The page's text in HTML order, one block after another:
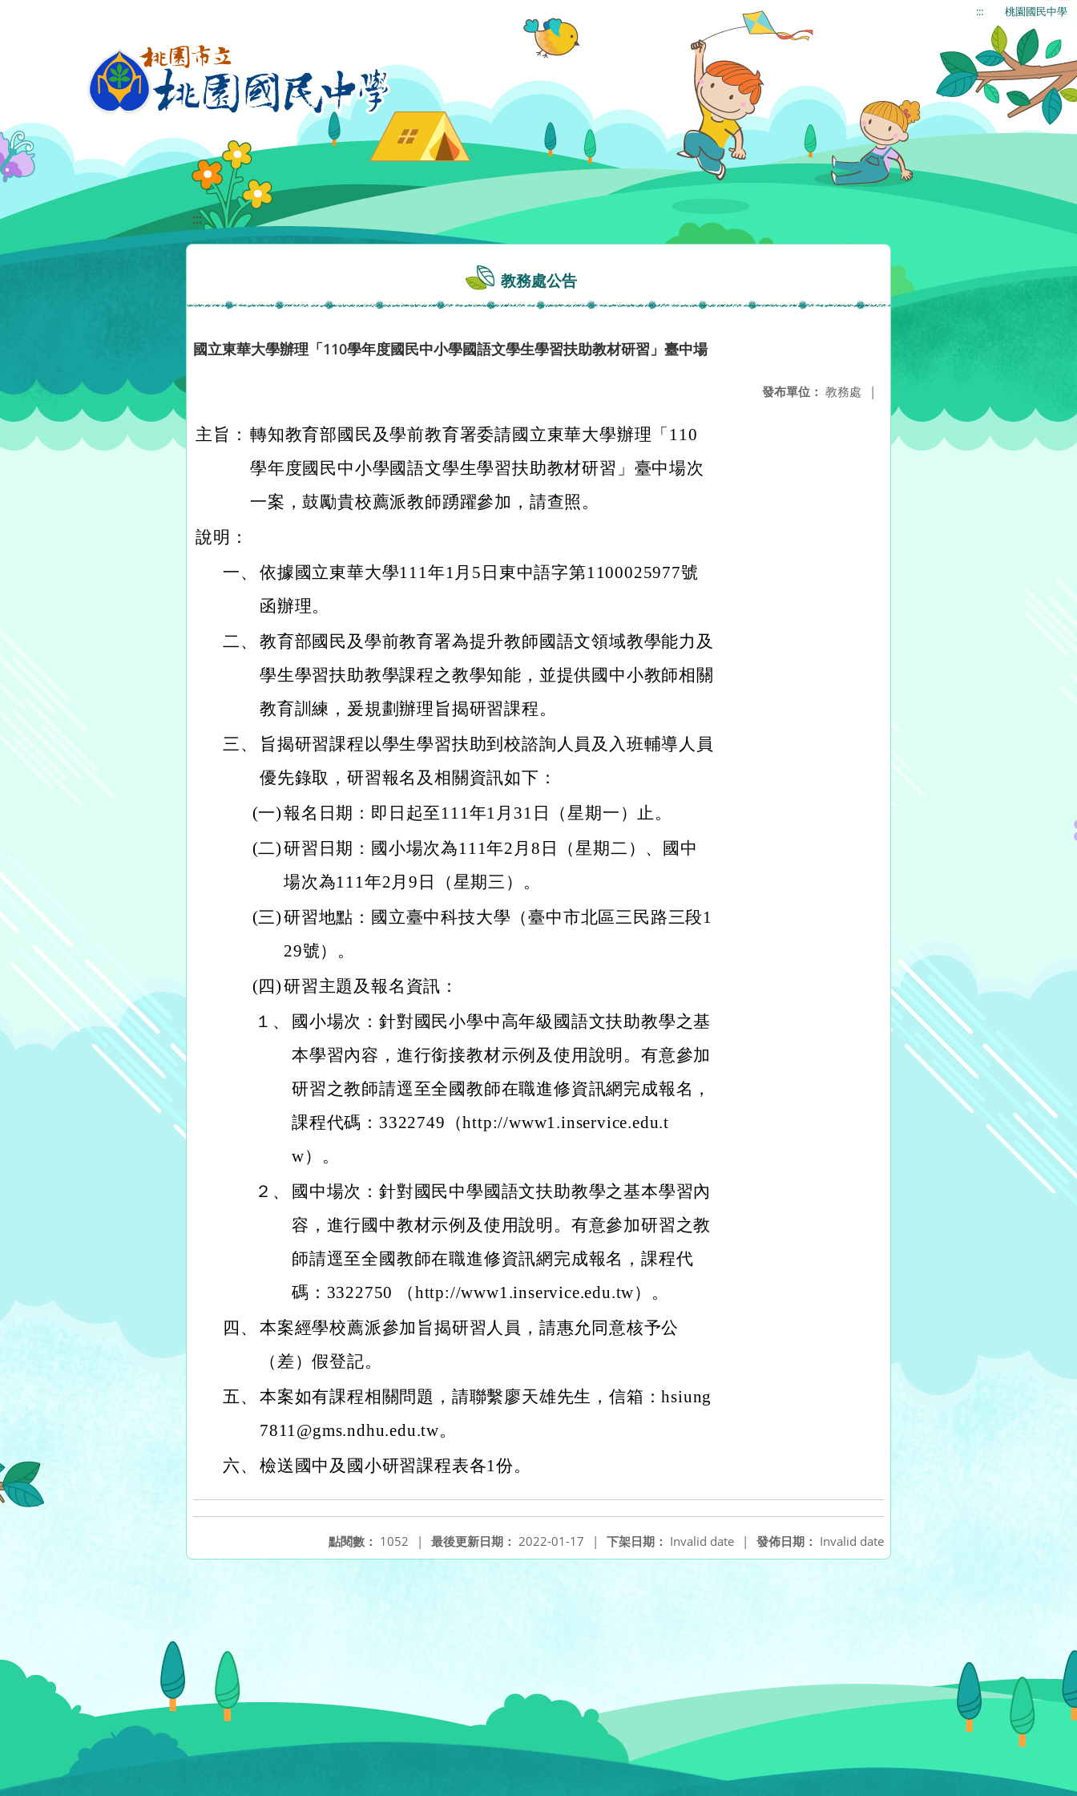
::: 桃園國民中學
:::
教務處公告
國立東華大學辦理「110學年度國民中小學國語文學生學習扶助教材研習」臺中場
發布單位： 教務處 |
主旨： 轉知教育部國民及學前教育署委請國立東華大學辦理「110
學年度國民中小學國語文學生學習扶助教材研習」臺中場次
一案，鼓勵貴校薦派教師踴躍參加，請查照。
說明：
一、 依據國立東華大學111年1月5日東中語字第1100025977號
函辦理。
二、 教育部國民及學前教育署為提升教師國語文領域教學能力及
學生學習扶助教學課程之教學知能，並提供國中小教師相關
教育訓練，爰規劃辦理旨揭研習課程。
三、
旨揭研習課程以學生學習扶助到校諮詢人員及入班輔導人員
優先錄取，研習報名及相關資訊如下：
(一)報名日期：即日起至111年1月31日（星期一）止。
(二)研習日期：國小場次為111年2月8日（星期二）、國中
場次為111年2月9日（星期三）。
(三)研習地點：國立臺中科技大學（臺中市北區三民路三段1
29號）。
(四)研習主題及報名資訊：
１、
國小場次：針對國民小學中高年級國語文扶助教學之基
本學習內容，進行銜接教材示例及使用說明。有意參加
研習之教師請逕至全國教師在職進修資訊網完成報名，
課程代碼：3322749（http://www1.inservice.edu.t
w）。
２、
國中場次：針對國民中學國語文扶助教學之基本學習內
容，進行國中教材示例及使用說明。有意參加研習之教
師請逕至全國教師在職進修資訊網完成報名，課程代
碼：3322750 （http://www1.inservice.edu.tw）。
四、 本案經學校薦派參加旨揭研習人員，請惠允同意核予公
（差）假登記。
五、 本案如有課程相關問題，請聯繫廖天雄先生，信箱：hsiung
7811@gms.ndhu.edu.tw。
六、 檢送國中及國小研習課程表各1份。
發佈日期： Invalid date
下架日期： Invalid date |
最後更新日期： 2022-01-17 |
點閱數： 1052 |